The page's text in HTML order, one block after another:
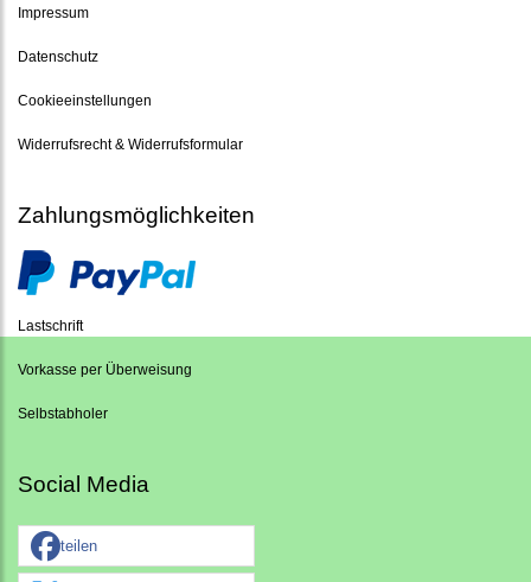
Impressum
Datenschutz
Cookieeinstellungen
Widerrufsrecht & Widerrufsformular
Zahlungsmöglichkeiten
Lastschrift
Vorkasse per Überweisung
Selbstabholer
Social Media
teilen